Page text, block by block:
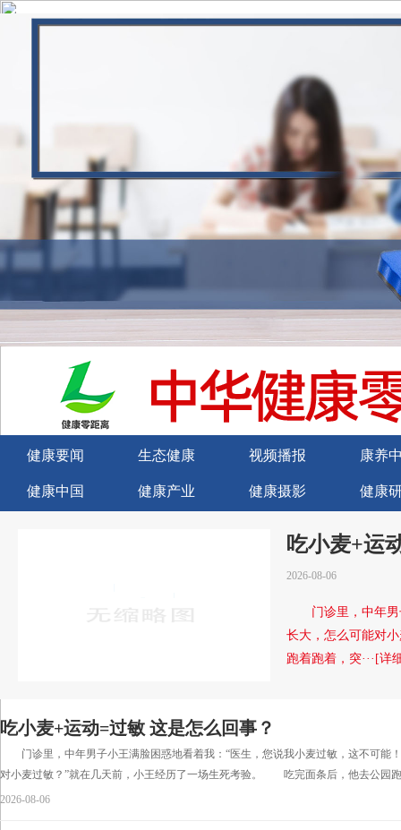
健康要闻 生态健康 视频播报 康养
健康中国 健康产业 健康摄影 健康
吃小麦+运
2026-08-06
门诊里，中年男子
长大，怎么可能对
跑着跑着，突···[详
吃小麦+运动=过敏 这是怎么回事？
门诊里，中年男子小王满脸困惑地看着我：“医生，您说我小麦过敏，这不可能
对小麦过敏？”就在几天前，小王经历了一场生死考验。 吃完面条后，他去公园跑
2026-08-06